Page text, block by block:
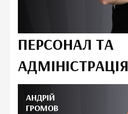
ПЕРСОНАЛ ТА
АДМІНІСТРАЦІЯ
АНДРІЙ
ГРОМОВ